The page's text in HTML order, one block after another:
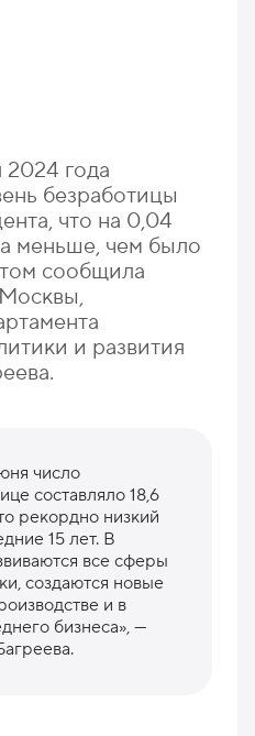
года
безработицы
что на 0,04
меньше, чем было
сообщила
и развития
число
составляло 18,6
рекордно низкий
15 лет. В
все сферы
создаются новые
и в
бизнеса», —